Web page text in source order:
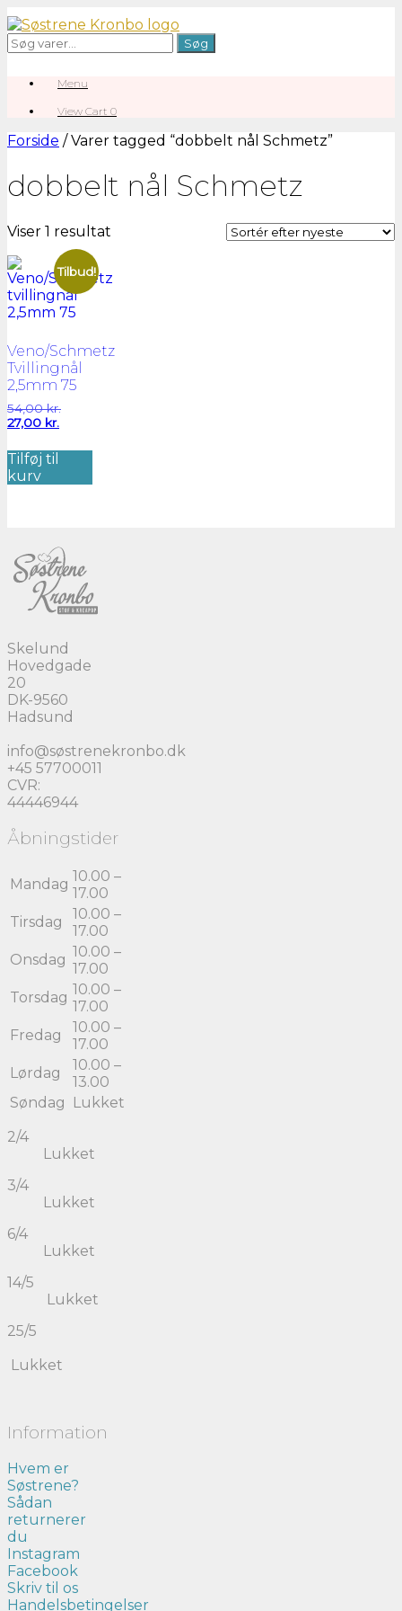
Gå
til
indhold
Søg
efter:
Søg
Menu
View
cart
View Cart 0
Forside / Varer tagged “dobbelt nål Schmetz”
dobbelt nål Schmetz
Viser 1 resultat
Tilbud!
Veno/Schmetz
Tvillingnål
2,5mm 75
54,00kr.Den
var:
27,00 kr.
pris
Tilføj til
kurv
Skelund
Hovedgade
20
DK-9560
Hadsund
info@søstrenekronbo.dk
+45 57700011
CVR:
44446944
Åbningstider
Mandag 10.00 –
17.00
Tirsdag
10.00 –
17.00
Onsdag 10.00 –
17.00
Torsdag 10.00 –
17.00
Fredag
10.00 –
17.00
Lørdag
10.00 –
13.00
Søndag
Lukket
2/4
Lukket
3/4
Lukket
6/4
Lukket
14/5
Lukket
25/5
Lukket
Information
Hvem er
Søstrene?
Sådan
returnerer
du
Instagram
Facebook
Skriv til os
Handelsbetingelser